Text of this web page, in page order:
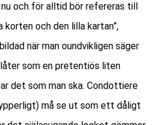
och för alltid bör refereras till
korten och den lilla kartan”,
när man oundvikligen säger
som en pretentiös liten
det som man ska. Condottiere
må se ut som ett dåligt